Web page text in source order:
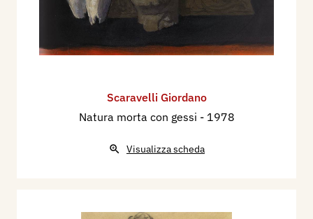
Scaravelli Giordano
Natura morta con gessi - 1978
Visualizza scheda